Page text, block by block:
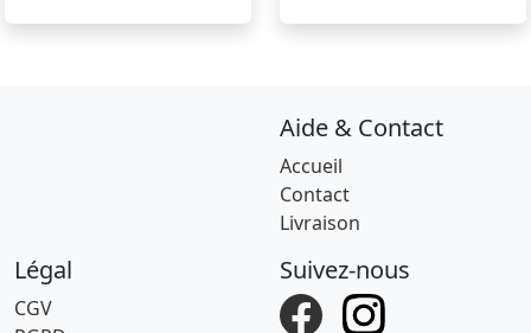
Aide & Contact
Accueil
Contact
Livraison
Légal
CGV
Suivez-nous